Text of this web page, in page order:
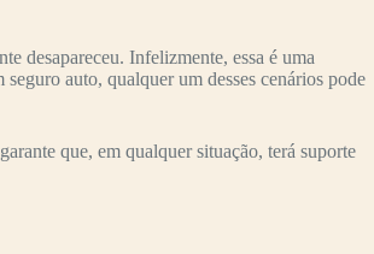
desapareceu. Infelizmente, essa é uma
auto, qualquer um desses cenários pode
que, em qualquer situação, terá suporte